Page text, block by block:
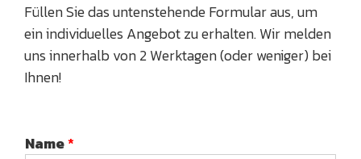
Füllen Sie das untenstehende Formular aus, um
ein individuelles Angebot zu erhalten. Wir melden
uns innerhalb von 2 Werktagen (oder weniger) bei
Ihnen!
Name*